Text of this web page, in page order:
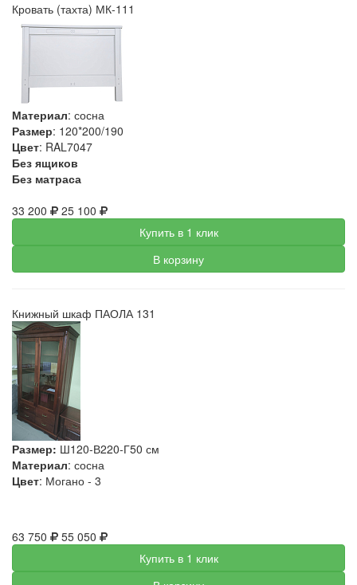
Кровать (тахта) МК-111
Материал: сосна
Размер: 120*200/190
Цвет: RAL7047
Без ящиков
Без матраса
33 200
25 100
Купить в 1 клик
В корзину
Книжный шкаф ПАОЛА 131
Размер: Ш120-В220-Г50 см
Материал: сосна
Цвет: Могано - 3
63 750
55 050
Купить в 1 клик